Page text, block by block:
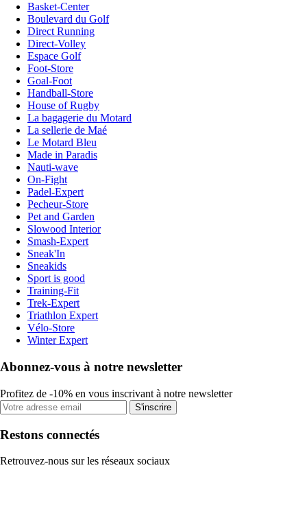
Basket-Center
Boulevard du Golf
Direct Running
Direct-Volley
Espace Golf
Foot-Store
Goal-Foot
Handball-Store
House of Rugby
La bagagerie du Motard
La sellerie de Maé
Le Motard Bleu
Made in Paradis
Nauti-wave
On-Fight
Padel-Expert
Pecheur-Store
Pet and Garden
Slowood Interior
Smash-Expert
Sneak'In
Sneakids
Sport is good
Training-Fit
Trek-Expert
Triathlon Expert
Vélo-Store
Winter Expert
Abonnez-vous à notre newsletter
Profitez de -10% en vous inscrivant à notre newsletter
S'inscrire
Restons connectés
Retrouvez-nous sur les réseaux sociaux